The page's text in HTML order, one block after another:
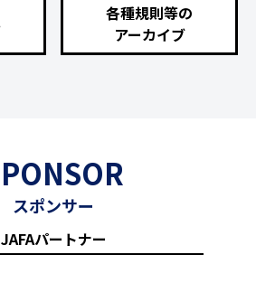
各種規則等の
アーカイブ
スポンサー
JAFAパートナー